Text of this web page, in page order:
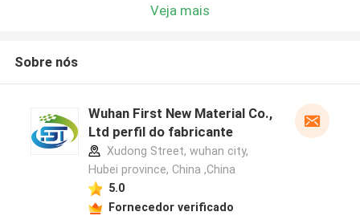
Veja mais
Sobre nós
Wuhan First New Material Co.,
Ltd perfil do fabricante
Xudong Street, wuhan city,
Hubei province, China ,China
5.0
Fornecedor verificado